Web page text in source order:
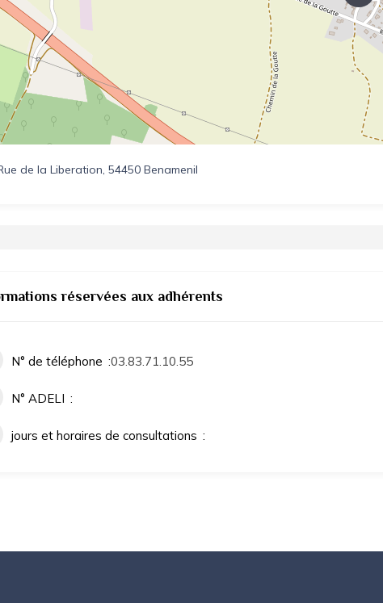
de la Liberation, 54450 Benamenil
réservées aux adhérents
N° de téléphone 03.83.71.10.55
N° ADELI
jours et horaires de consultations